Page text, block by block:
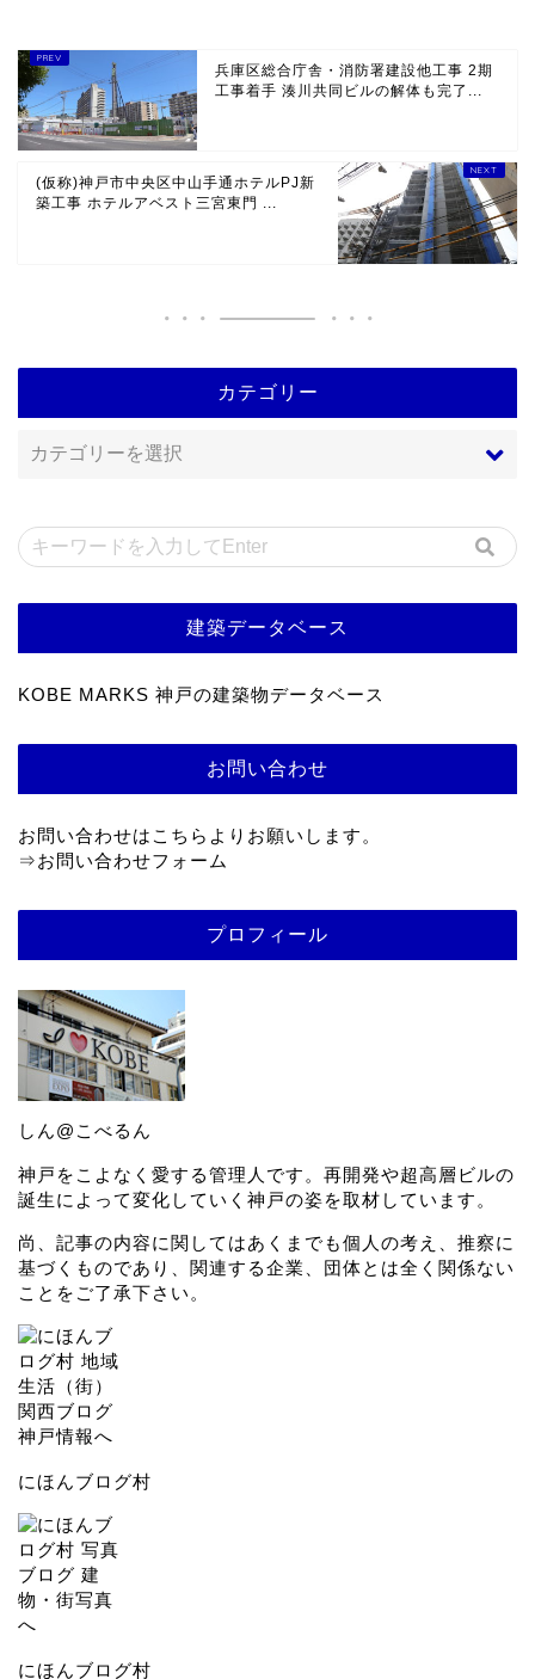
兵庫区総合庁舎・消防署建設他工事 2期
工事着手 湊川共同ビルの解体も完了...
(仮称)神戸市中央区中山手通ホテルPJ新
築工事 ホテルアベスト三宮東門 ...
カテゴリー
建築データベース
KOBE MARKS 神戸の建築物データベース
お問い合わせ
お問い合わせはこちらよりお願いします。
⇒お問い合わせフォーム
プロフィール
しん@こべるん
神戸をこよなく愛する管理人です。再開発や超高層ビルの
誕生によって変化していく神戸の姿を取材しています。
尚、記事の内容に関してはあくまでも個人の考え、推察に
基づくものであり、関連する企業、団体とは全く関係ない
ことをご了承下さい。
にほんブログ村
にほんブログ村